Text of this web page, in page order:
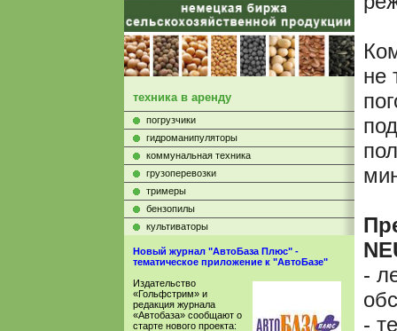
техника в аренду
погрузчики
гидроманипуляторы
коммунальная техника
грузоперевозки
тримеры
бензопилы
культиваторы
Новый журнал "АвтоБаза Плюс" -
тематическое приложение к "АвтоБазе"
Издательство
«Гольфстрим» и
редакция журнала
«Автобаза» сообщают о
старте нового проекта:
не
-
-